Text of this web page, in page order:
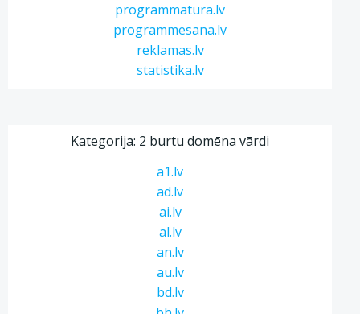
programmatura.lv
programmesana.lv
reklamas.lv
statistika.lv
Kategorija: 2 burtu domēna vārdi
a1.lv
ad.lv
ai.lv
al.lv
an.lv
au.lv
bd.lv